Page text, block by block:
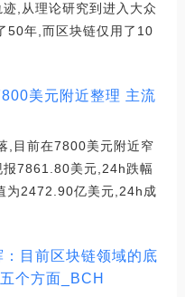
,从理论研究到进入大众
50年,而区块链仅用了10
美元附近整理 主流
,目前在7800美元附近窄
报7861.80美元,24h跌幅
为2472.90亿美元,24h成
目前区块链领域的底
个方面_BCH